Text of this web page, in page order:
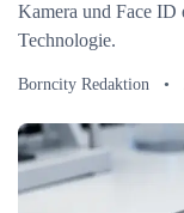
Kamera und Face ID
Technologie.
Borncity Redaktion •